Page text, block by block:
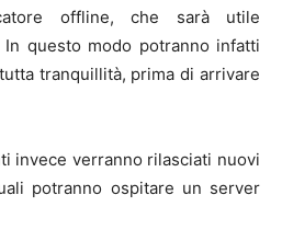
offline, che sarà utile
questo modo potranno infatti
tranquillità, prima di arrivare
invece verranno rilasciati nuovi
potranno ospitare un server